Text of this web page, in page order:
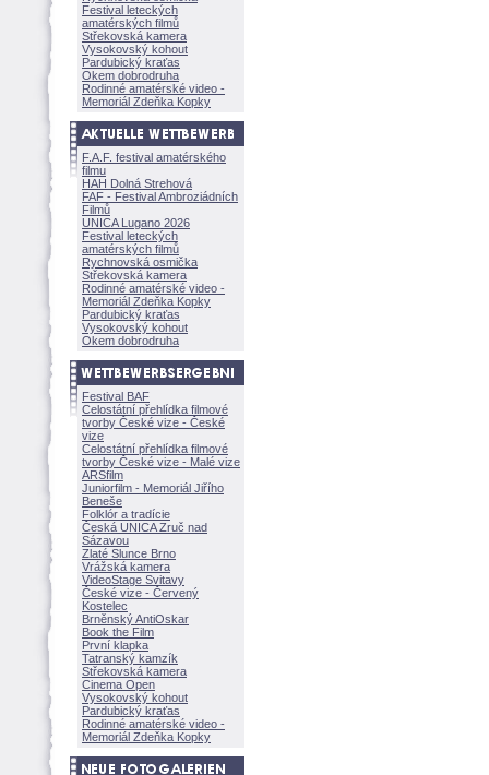
Festival leteckých
amatérských filmů
Střekovská kamera
Vysokovský kohout
Pardubický kraťas
Okem dobrodruha
Rodinné amatérské video -
Memoriál Zdeňka Kopky
F.A.F. festival amatérského
filmu
HAH Dolná Strehov
FAF - Festival Ambroziádních
Filmů
UNICA Lugano 2026
Festival leteckých
amatérských filmů
Rychnovská osmička
Střekovská kamera
Rodinné amatérské video -
Memoriál Zdeňka Kopky
Pardubický kraťas
Vysokovský kohout
Okem dobrodruha
Festival BAF
Celostátní přehlídka filmové
tvorby České vize - České
vize
Celostátní přehlídka filmové
tvorby České vize - Malé vize
ARSfilm
Juniorfilm - Memoriál Jiřího
Beneše
Folklór a tradície
Česká UNICA Zruč nad
Sázavou
Zlaté Slunce Brno
Vrážská kamera
VideoStage Svitavy
České vize - Červený
Kostelec
Brněnský AntiOskar
Book the Film
První klapka
Tatranský kamzík
Střekovská kamera
Cinema Open
Vysokovský kohout
Pardubický kraťas
Rodinné amatérské video -
Memoriál Zdeňka Kopky